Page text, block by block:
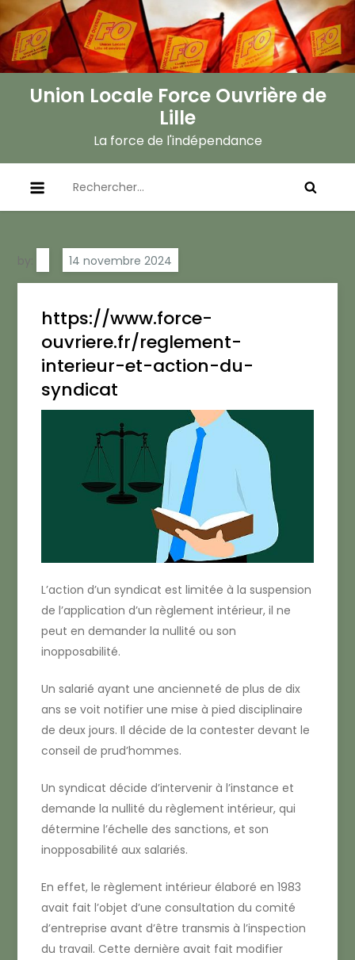
to
content
Union Locale Force Ouvrière de
Lille
La force de l'indépendance
by:
https://www.force-
ouvriere.fr/reglement-
interieur-et-action-du-
syndicat
L’action d’un syndicat est limitée à la suspension
de l’application d’un règlement intérieur, il ne
peut en demander la nullité ou son
inopposabilité.
Un salarié ayant une ancienneté de plus de dix
ans se voit notifier une mise à pied disciplinaire
de deux jours. Il décide de la contester devant le
conseil de prud’hommes.
Un syndicat décide d’intervenir à l’instance et
demande la nullité du règlement intérieur, qui
détermine l’échelle des sanctions, et son
inopposabilité aux salariés.
En effet, le règlement intérieur élaboré en 1983
avait fait l’objet d’une consultation du comité
d’entreprise avant d’être transmis à l’inspection
du travail. Cette dernière avait fait modifier